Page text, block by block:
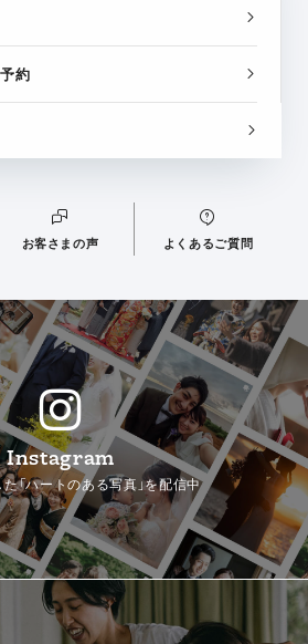
約
お客さまの声 よくあるご質問
Instagram
「ハートのある写真」を配信中